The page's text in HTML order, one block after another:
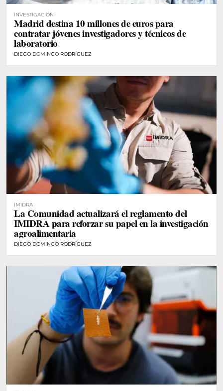
INVESTIGACIÓN
Madrid destina 10 millones de euros para
contratar jóvenes investigadores y técnicos de
laboratorio
DIEGO DOMINGO RODRÍGUEZ
IMIDRA
La Comunidad actualizará el reglamento del
IMIDRA para reforzar su papel en la investigación
agroalimentaria
DIEGO DOMINGO RODRÍGUEZ